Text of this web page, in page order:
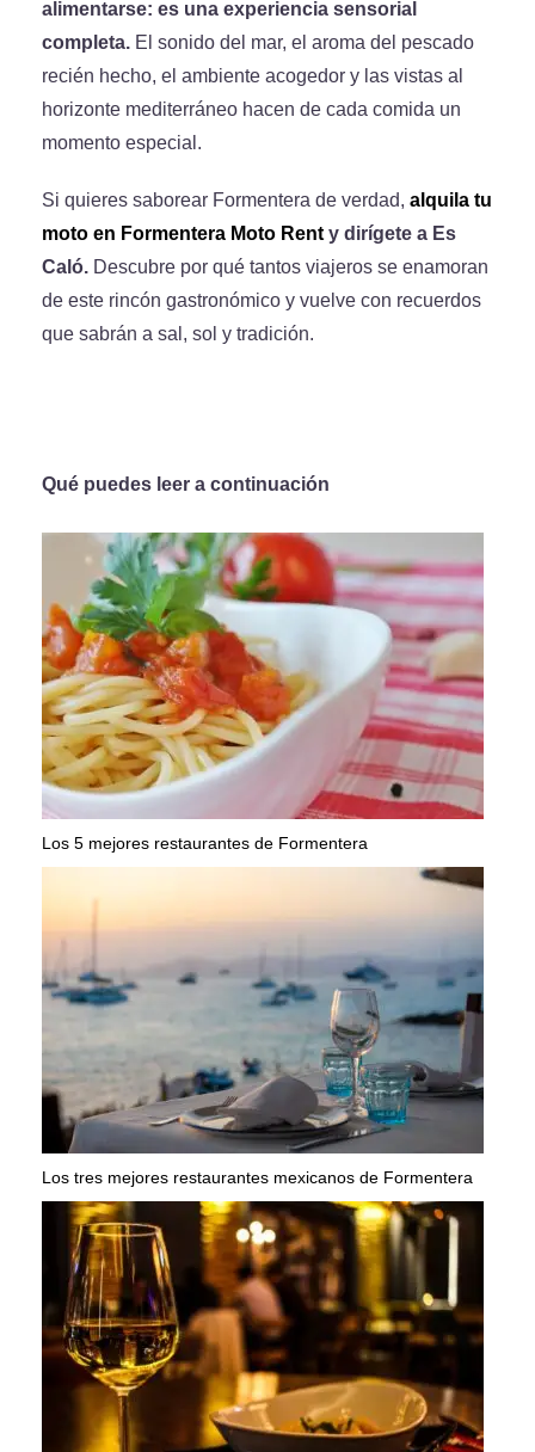
alimentarse: es una experiencia sensorial
completa. El sonido del mar, el aroma del pescado
recién hecho, el ambiente acogedor y las vistas al
horizonte mediterráneo hacen de cada comida un
momento especial.
Si quieres saborear Formentera de verdad, alquila tu
moto en Formentera Moto Renty dirígete a Es
Caló. Descubre por qué tantos viajeros se enamoran
de este rincón gastronómico y vuelve con recuerdos
que sabrán a sal, sol y tradición.
Qué puedes leer a continuación
Los 5 mejores restaurantes de Formentera
Los tres mejores restaurantes mexicanos de Formentera